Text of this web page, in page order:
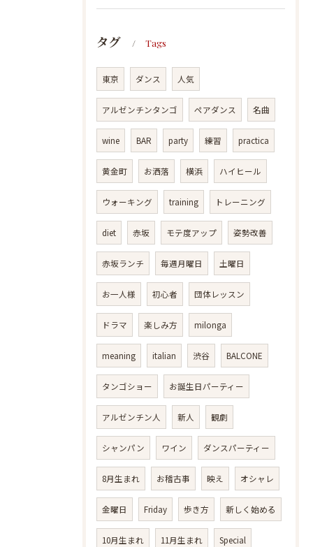
タグ Tags
東京 ダンス 人気
アルゼンチンタンゴ ペアダンス 名曲
wine BAR party 練習 practica
黄金町 お洒落 横浜 ハイヒール
ウォーキング training トレーニング
diet 赤坂 モテ度アップ 姿勢改善
赤坂ランチ 毎週月曜日 土曜日
お一人様 初心者 団体レッスン
ドラマ 楽しみ方 milonga
meaning italian 渋谷 BALCONE
タンゴショー お誕生日パーティー
アルゼンチン人 新人 観劇
シャンパン ワイン ダンスパーティー
8月生まれ お稽古事 映え オシャレ
金曜日 Friday 歩き方 新しく始める
10月生まれ 11月生まれ Special